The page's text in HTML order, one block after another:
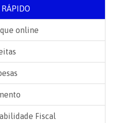
RÁPIDO
online
Fiscal